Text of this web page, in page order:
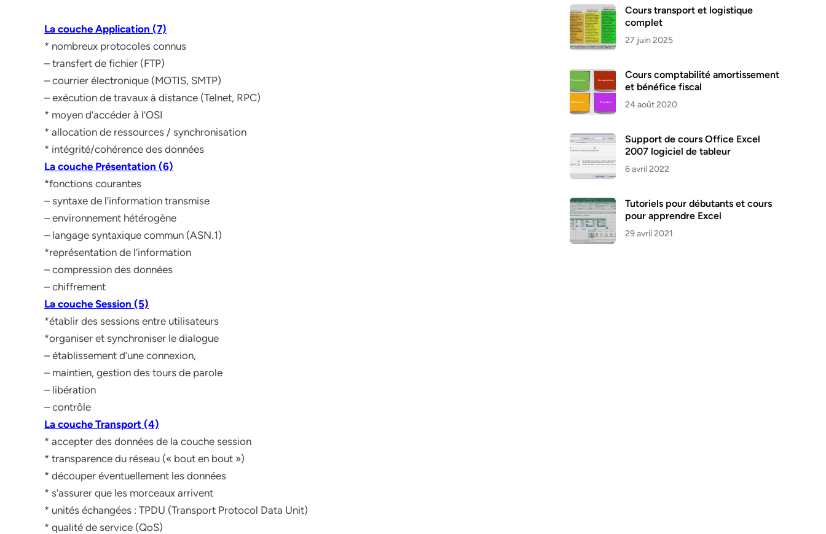
La couche Application (7)
* nombreux protocoles connus
– transfert de fichier (FTP)
– courrier électronique (MOTIS, SMTP)
– exécution de travaux à distance (Telnet, RPC)
* moyen d’accéder à l’OSI
* allocation de ressources / synchronisation
* intégrité/cohérence des données
La couche Présentation (6)
*fonctions courantes
– syntaxe de l’information transmise
– environnement hétérogène
– langage syntaxique commun (ASN.1)
*représentation de l’information
– compression des données
– chiffrement
La couche Session (5)
*établir des sessions entre utilisateurs
*organiser et synchroniser le dialogue
– établissement d’une connexion,
– maintien, gestion des tours de parole
– libération
– contrôle
La couche Transport (4)
* accepter des données de la couche session
* transparence du réseau (« bout en bout »)
* découper éventuellement les données
* s’assurer que les morceaux arrivent
* unités échangées : TPDU (Transport Protocol Data Unit)
* qualité de service (QoS)
Cours transport et logistique
complet
27 juin 2025
Cours comptabilité amortissement
et bénéfice fiscal
24 août 2020
Support de cours Office Excel
2007 logiciel de tableur
6 avril 2022
Tutoriels pour débutants et cours
pour apprendre Excel
29 avril 2021